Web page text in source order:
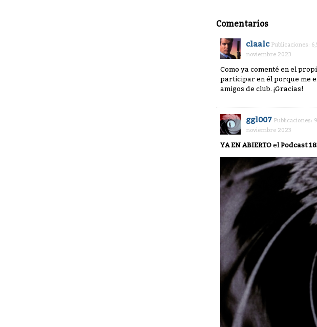
Comentarios
claalc Publicaciones:
noviembre 2023
Como ya comenté en el
participar en él porque me
amigos de club. ¡Gracias!
ggl007 Publicaciones:
noviembre 2023
YA EN ABIERTO el Podcast